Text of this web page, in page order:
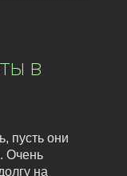
в
пусть они
Очень
на